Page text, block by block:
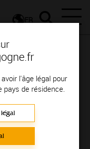
l'âge légal pour
de résidence.
FR
passionnés
& FILS